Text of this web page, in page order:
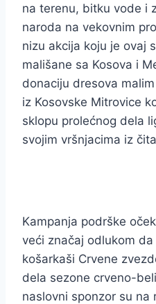
na terenu, bitku vode i
naroda na vekovnim
nizu akcija koju je ovaj
mališane sa Kosova i
donaciju dresova
iz Kosovske Mitrovice
sklopu prolećnog dela
svojim vršnjacima iz
Kampanja podrške
veći značaj odlukom
košarkaši Crvene
dela sezone crveno-
naslovni sponzor su na